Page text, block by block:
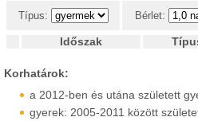
Típus: Bérlet:
Időszak
Korhatárok:
a 2012-ben és utána született
gyerek: 2005-2011 között